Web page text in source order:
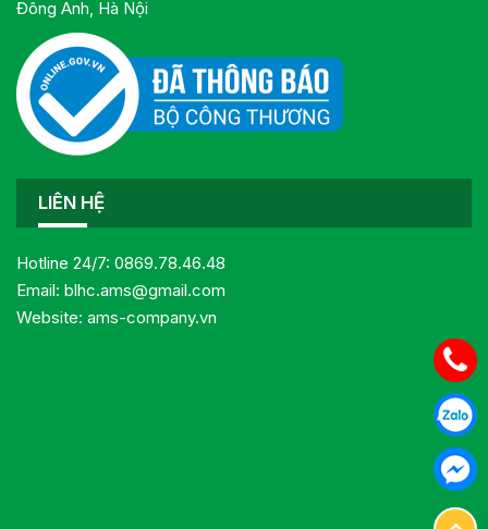
Đông Anh, Hà Nội
LIÊN HỆ
Hotline 24/7: 0869.78.46.48
Email: blhc.ams@gmail.com
Website: ams-company.vn